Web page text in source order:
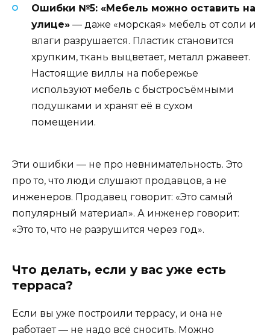
Ошибки №5: «Мебель можно оставить на
улице» — даже «морская» мебель от соли и
влаги разрушается. Пластик становится
хрупким, ткань выцветает, металл ржавеет.
Настоящие виллы на побережье
используют мебель с быстросъёмными
подушками и хранят её в сухом
помещении.
Эти ошибки — не про невнимательность. Это
про то, что люди слушают продавцов, а не
инженеров. Продавец говорит: «Это самый
популярный материал». А инженер говорит:
«Это то, что не разрушится через год».
Что делать, если у вас уже есть
терраса?
Если вы уже построили террасу, и она не
работает — не надо всё сносить. Можно